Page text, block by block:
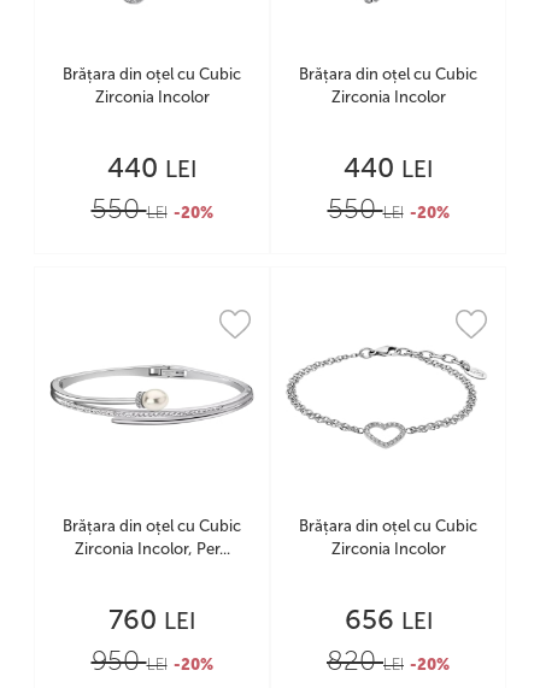
Brățara din oțel cu Cubic
Zirconia Incolor
440 LEI
550LEI -20%
Brățara din oțel cu Cubic
Zirconia Incolor
440 LEI
550LEI -20%
Brățara din oțel cu Cubic
Zirconia Incolor, Per...
760 LEI
950LEI -20%
Brățara din oțel cu Cubic
Zirconia Incolor
656 LEI
820LEI -20%